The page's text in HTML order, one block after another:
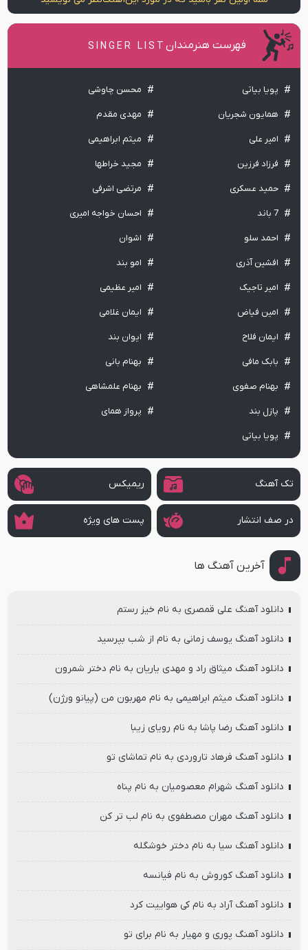
فهرست هنرمندان SINGER LIST
پویا بیاتی محسن چاوشی
همایون شجریان مهدی مقدم
امیر علی میثم ابراهیمی
فرزاد فرزین مجید خراطها
حمید عسکری مرتضی اشرفی
7 باند احسان خواجه امیری
احمد سلو اشوان
افشین آذری امو بند
امیر تاجیک امیر عظیمی
امین فیاض ایمان غلامی
ایمان فلاح ایوان بند
بابک مافی بهنام بانی
بهنام صفوی بهنام علمشاهی
پازل بند پرواز همای
پویا بیاتی
تک آهنگ ریمیکس
در صف انتشار پست های ویژه
آخرین آهنگ ها
دانلود آهنگ علی قمصری به نام خیز رستم
دانلود آهنگ یوسف زمانی به نام از شب بپرسید
دانلود آهنگ میثاق راد و مهدی یاریان به نام دختر شمرون
دانلود آهنگ میثم ابراهیمی به نام مهربون من (پیانو ورژن)
دانلود آهنگ رضا پاشا به نام رویای زیبا
دانلود آهنگ فرهاد تاروردی به نام تماشای تو
دانلود آهنگ شهرام معصومیان به نام پناه
دانلود آهنگ مهران مصطفوی به نام لب تر کن
دانلود آهنگ سیا به نام دختر خوشگله
دانلود آهنگ کوروش به نام فیانسه
دانلود آهنگ آراد به نام کی هواییت کرد
دانلود آهنگ پوری و مهیار به نام برای تو